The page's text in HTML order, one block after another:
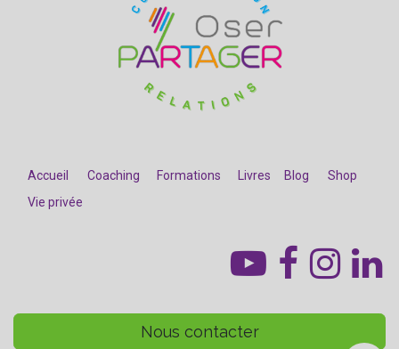
Accueil Coaching Formations Livres Blog
Shop
Vie privée
Nous contacter